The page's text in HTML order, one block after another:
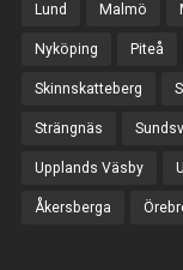
Lund Malmö
Nyköping Piteå
Skinnskatteberg
Strängnäs
Upplands Väsby
Åkersberga